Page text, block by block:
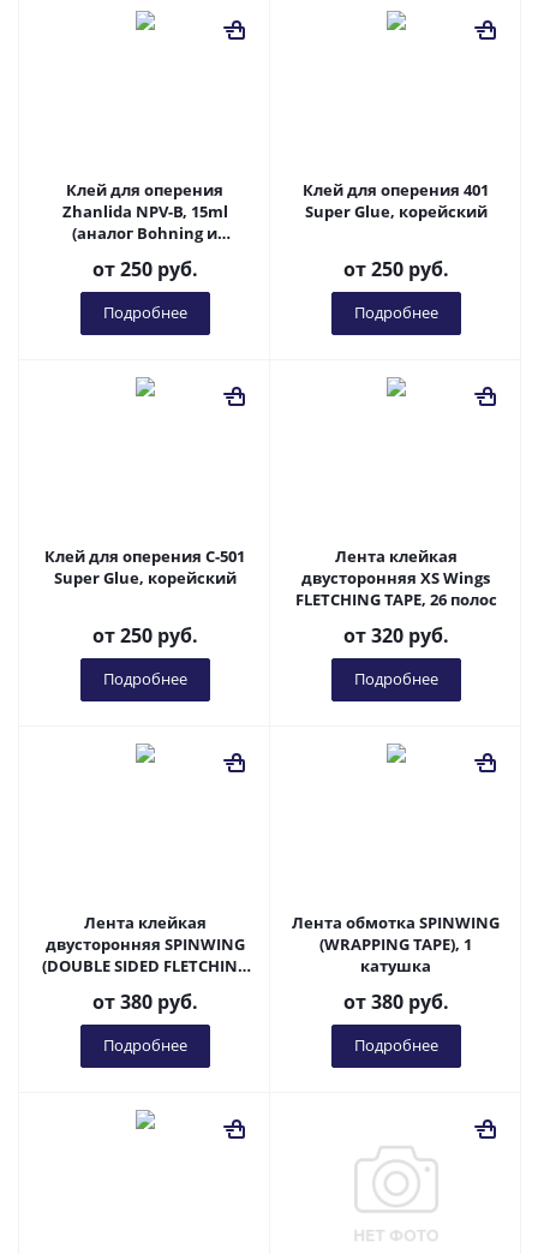
Клей для оперения
Zhanlida NPV-B, 15ml
(аналог Bohning и
от250 руб.
Подробнее
Клей для оперения 401
Super Glue, корейский
от250 руб.
Подробнее
Клей для оперения C-501
Super Glue, корейский
от250 руб.
Подробнее
Лента клейкая
двусторонняя XS Wings
FLETCHING TAPE, 26 полос
от320 руб.
Подробнее
Лента клейкая
двусторонняя SPINWING
(DOUBLE SIDED FLETCHING
от380 руб.
Подробнее
Лента обмотка SPINWING
(WRAPPING TAPE), 1
катушка
от380 руб.
Подробнее